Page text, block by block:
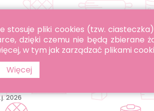
2026
stosuje pliki cookies (tzw.
dzięki czemu nie będą zbierane
w tym jak zarządzać plikami
Więcej